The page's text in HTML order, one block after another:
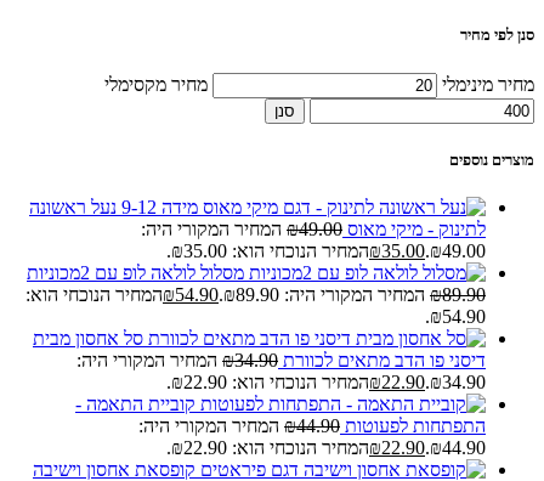
סנן לפי מחיר
מחיר מינימלי מחיר מקסימלי
סנן
מוצרים נוספים
נעל ראשונה
לתינוק - מיקי מאוס
₪49.00
המחיר המקורי היה:
₪49.00.
₪35.00
המחיר הנוכחי הוא: ₪35.00.
מסלול לולאה לופ עם 2מכוניות
₪89.90 המחיר המקורי היה: ₪89.90. ₪54.90
המחיר הנוכחי הוא:
₪54.90.
סל אחסון מבית
דיסני פו הדב מתאים לכוורת
₪34.90
המחיר המקורי היה:
₪34.90.
₪22.90
המחיר הנוכחי הוא: ₪22.90.
קוביית התאמה -
התפתחות לפעוטות
₪44.90
המחיר המקורי היה:
₪44.90.
₪22.90
המחיר הנוכחי הוא: ₪22.90.
קופסאת אחסון וישיבה